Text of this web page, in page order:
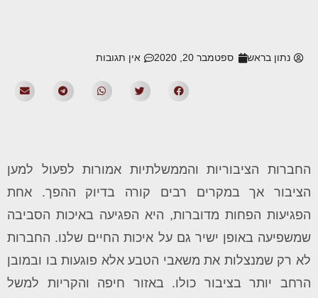
נתון בראש ספטמבר 20, 2020 אין תגובות
החברות הציבוריות והממשלתיות אמורות לפעול למען
הציבור אך במקרים רבים קורה בדיוק ההפך. אחת
הפגיעות הפחות מדוברות, היא הפגיעה באיכות הסביבה
שמשפיעה באופן ישיר גם על איכות החיים שלנו. החברות
לא רק שמנצלות את משאבי הטבע אלא פוגעות בו ובמובן
הרחב יותר בציבור כולו. באזור חיפה והקריות למשל